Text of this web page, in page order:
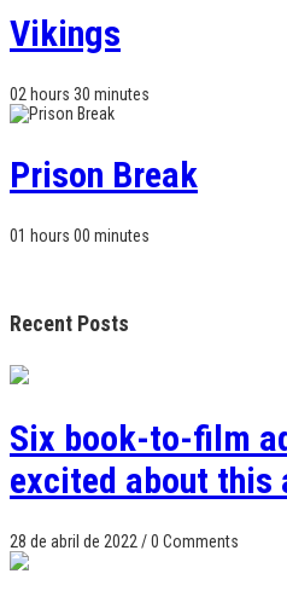
Vikings
02 hours 30 minutes
Prison Break
01 hours 00 minutes
Recent Posts
Six book-to-film
excited about this
28 de abril de 2022/0 Comments